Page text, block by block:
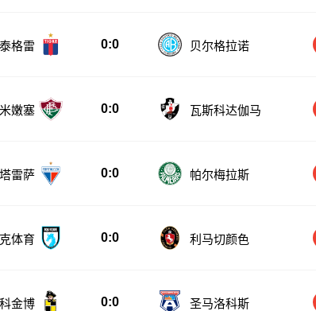
泰格雷 0:0 贝尔格拉诺
嫩塞 0:0 瓦斯科达伽马
雷萨 0:0 帕尔梅拉斯
体育 0:0 利马切颜色
科金博 0:0 圣马洛科斯